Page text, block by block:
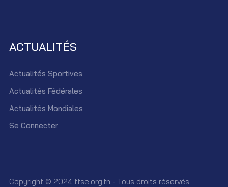
ACTUALITÉS
Actualités Sportives
Actualités Fédérales
Actualités Mondiales
Se Connecter
Copyright © 2024 ftse.org.tn - Tous droits réservés.